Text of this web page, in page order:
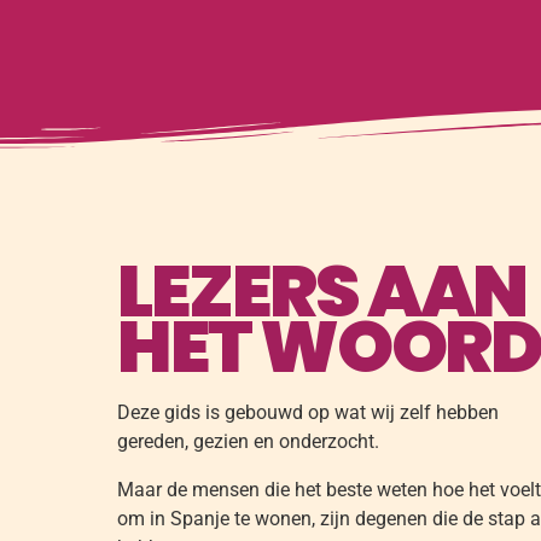
LEZERS AAN
HET WOORD
Deze gids is gebouwd op wat wij zelf hebben
gereden, gezien en onderzocht.
Maar de mensen die het beste weten hoe het voelt
om in Spanje te wonen, zijn degenen die de stap